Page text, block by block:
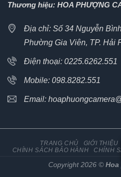
Thương hiệu: HOA PHƯỢNG
Địa chỉ: Số 34 Nguyễn
Phường Gia Viên, TP. Hải
Điện thoại: 0225.6262.551
Mobile: 098.8282.551
Email:
TRANG CHỦ GIỚI THIỆU
CHÍNH SÁCH BẢO HÀNH
CHÍNH
Copyright 2026 ©Hoa